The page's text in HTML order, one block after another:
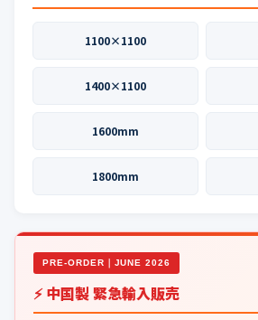
1100×1100
1400×1100
1600mm
1800mm
PRE-ORDER｜JUNE 2026
⚡ 中国製 緊急輸入販売